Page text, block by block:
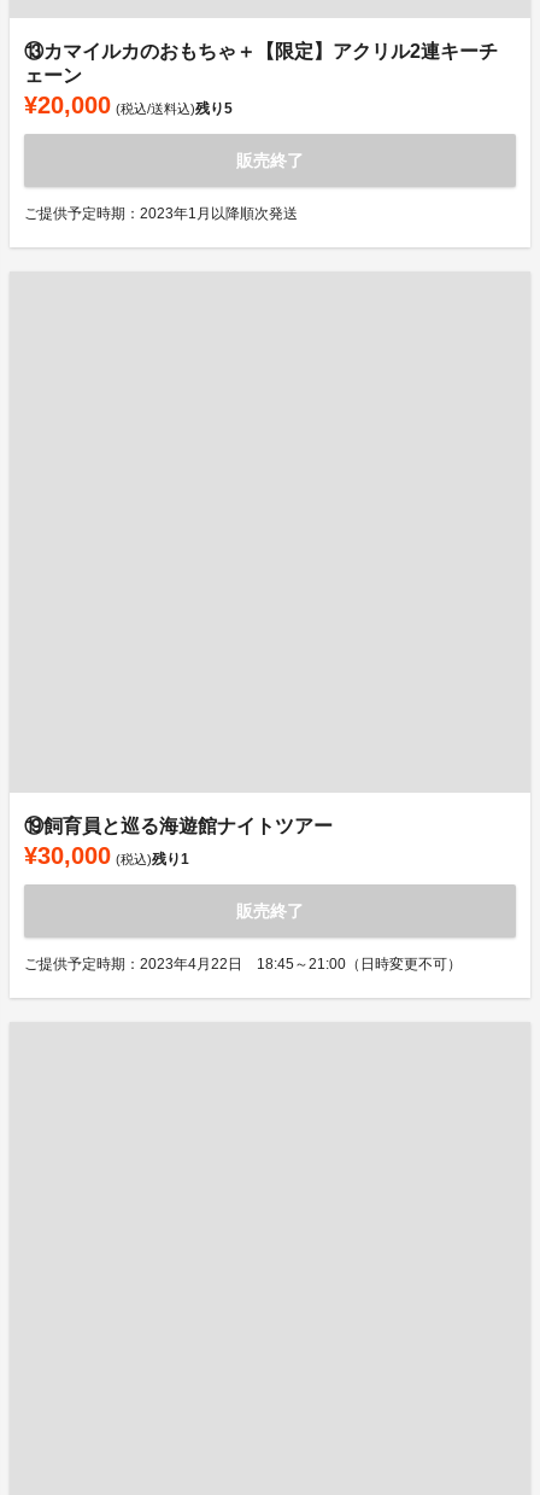
⑬カマイルカのおもちゃ＋【限定】アクリル2連キーチ
ェーン
¥20,000 (税込/送料込)残り5
販売終了
ご提供予定時期：2023年1月以降順次発送
⑲飼育員と巡る海遊館ナイトツアー
¥30,000 (税込)残り1
販売終了
ご提供予定時期：2023年4月22日 18:45～21:00（日時変更不可）